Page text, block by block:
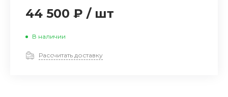
44 500 ₽ / шт
В наличии
Рассчитать доставку